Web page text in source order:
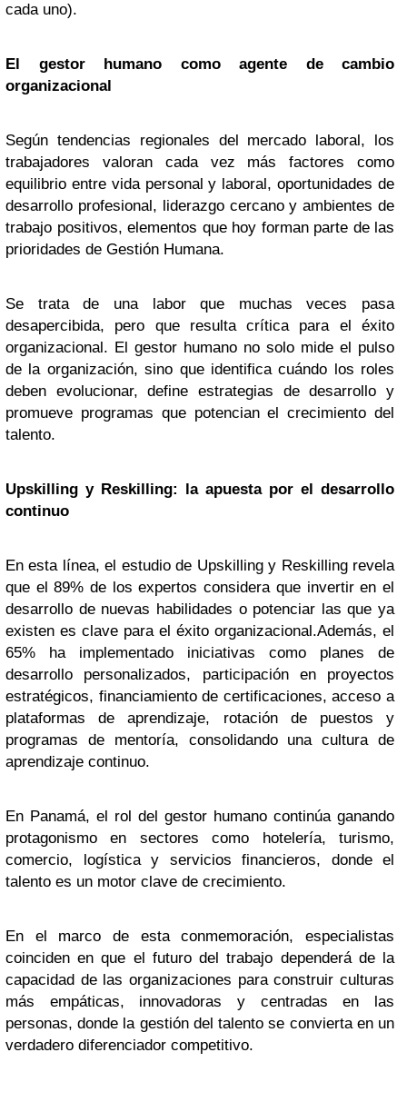
cada uno).
El gestor humano como agente de cambio
organizacional
Según tendencias regionales del mercado laboral, los
trabajadores valoran cada vez más factores como
equilibrio entre vida personal y laboral, oportunidades de
desarrollo profesional, liderazgo cercano y ambientes de
trabajo positivos, elementos que hoy forman parte de las
prioridades de Gestión Humana.
Se trata de una labor que muchas veces pasa
desapercibida, pero que resulta crítica para el éxito
organizacional. El gestor humano no solo mide el pulso
de la organización, sino que identifica cuándo los roles
deben evolucionar, define estrategias de desarrollo y
promueve programas que potencian el crecimiento del
talento.
Upskilling y Reskilling: la apuesta por el desarrollo
continuo
En esta línea, el estudio de Upskilling y Reskilling revela
que el 89% de los expertos considera que invertir en el
desarrollo de nuevas habilidades o potenciar las que ya
existen es clave para el éxito organizacional.Además, el
65% ha implementado iniciativas como planes de
desarrollo personalizados, participación en proyectos
estratégicos, financiamiento de certificaciones, acceso a
plataformas de aprendizaje, rotación de puestos y
programas de mentoría, consolidando una cultura de
aprendizaje continuo.
En Panamá, el rol del gestor humano continúa ganando
protagonismo en sectores como hotelería, turismo,
comercio, logística y servicios financieros, donde el
talento es un motor clave de crecimiento.
En el marco de esta conmemoración, especialistas
coinciden en que el futuro del trabajo dependerá de la
capacidad de las organizaciones para construir culturas
más empáticas, innovadoras y centradas en las
personas, donde la gestión del talento se convierta en un
verdadero diferenciador competitivo.